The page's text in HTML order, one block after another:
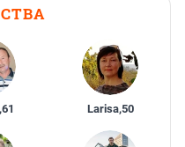
61 Larisa,50